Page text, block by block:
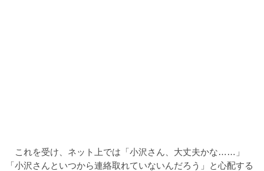
これを受け、ネット上では「小沢さん、大丈夫かな……」
「小沢さんといつから連絡取れていないんだろう」と心配する